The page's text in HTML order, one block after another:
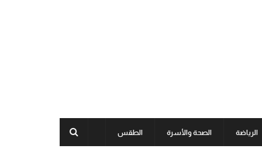
الرياضة الصحة والأسرة الطقس